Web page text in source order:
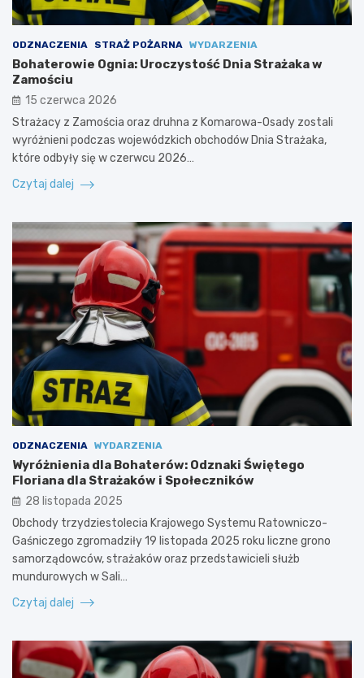
ODZNACZENIA STRAŻ POŻARNA WYDARZENIA
Bohaterowie Ognia: Uroczystość Dnia Strażaka w
Zamościu
15 czerwca 2026
Strażacy z Zamościa oraz druhna z Komarowa-Osady zostali
wyróżnieni podczas wojewódzkich obchodów Dnia Strażaka,
które odbyły się w czerwcu 2026…
Czytaj dalej
ODZNACZENIA WYDARZENIA
Wyróżnienia dla Bohaterów: Odznaki Świętego
Floriana dla Strażaków i Społeczników
28 listopada 2025
Obchody trzydziestolecia Krajowego Systemu Ratowniczo-
Gaśniczego zgromadziły 19 listopada 2025 roku liczne grono
samorządowców, strażaków oraz przedstawicieli służb
mundurowych w Sali…
Czytaj dalej